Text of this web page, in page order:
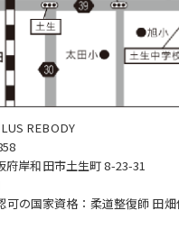
REBODY
府岸和田市土生町 8-23-31
の国家資格：柔道整復師 田畑